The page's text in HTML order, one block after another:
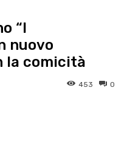
“I
nuovo
la comicità
0
453